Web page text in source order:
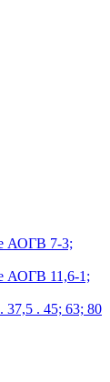
АОГВ 7-3;
АОГВ 11,6-1;
. 45; 63; 80